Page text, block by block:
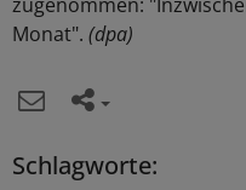
Monat". (dpa)
Schlagworte: